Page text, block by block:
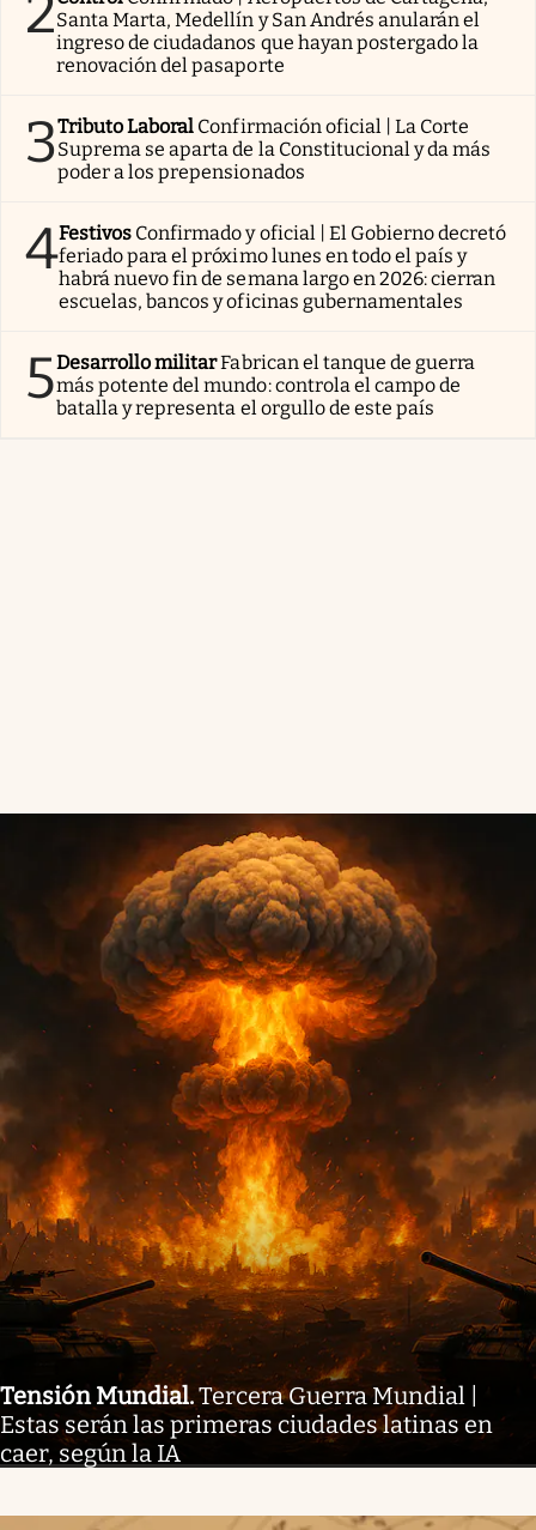
Santa Marta, Medellín y San Andrés anularán el
ingreso de ciudadanos que hayan postergado la
renovación del pasaporte
3Tributo Laboral Confirmación oficial | La Corte
Suprema se aparta de la Constitucional y da más
poder a los prepensionados
4Festivos Confirmado y oficial | El Gobierno decretó
feriado para el próximo lunes en todo el país y
habrá nuevo fin de semana largo en 2026: cierran
escuelas, bancos y oficinas gubernamentales
5Desarrollo militarFabrican el tanque de guerra
más potente del mundo: controla el campo de
batalla y representa el orgullo de este país
Tensión Mundial.Tercera Guerra Mundial |
Estas serán las primeras ciudades latinas en
caer, según la IA